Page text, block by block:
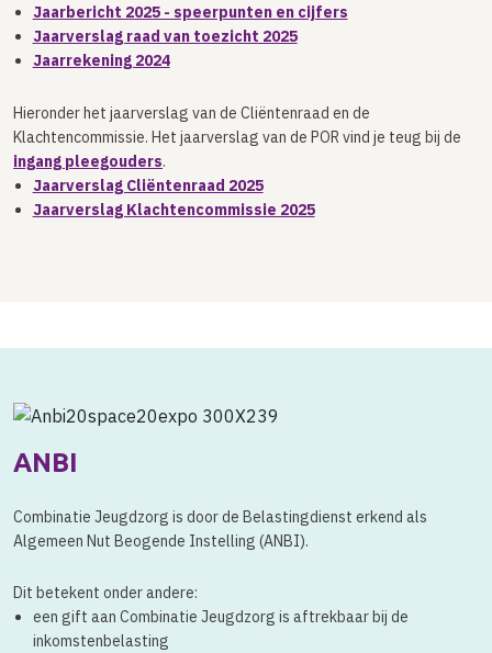
Jaarbericht 2025 - speerpunten en cijfers
Jaarverslag raad van toezicht 2025
Jaarrekening 2024
Hieronder het jaarverslag van de Cliëntenraad en de
Klachtencommissie. Het jaarverslag van de POR vind je teug bij de
ingang pleegouders.
Jaarverslag Cliëntenraad 2025
Jaarverslag Klachtencommissie 2025
ANBI
Combinatie Jeugdzorg is door de Belastingdienst erkend als
Algemeen Nut Beogende Instelling (ANBI).
Dit betekent onder andere:
een gift aan Combinatie Jeugdzorg is aftrekbaar bij de
inkomstenbelasting